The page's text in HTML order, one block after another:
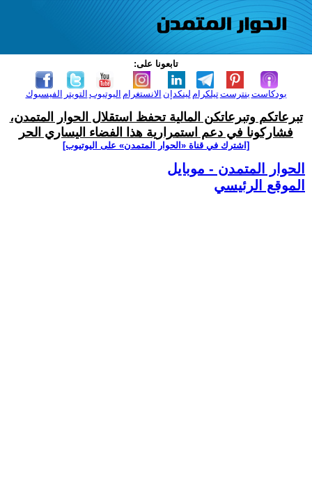
تابعونا على:
الفيسبوك التويتر اليوتيوب الانستغرام لينكدإن تيلكرامبنترست بودكاست
تبرعاتكم وتبرعاتكن المالية تحفظ استقلال الحوار المتمدن،
فشاركونا في دعم استمرارية هذا الفضاء اليساري الحر
[اشترك في قناة ‫«الحوار المتمدن» على اليوتيوب]
الحوار المتمدن - موبايل
الموقع الرئيسي